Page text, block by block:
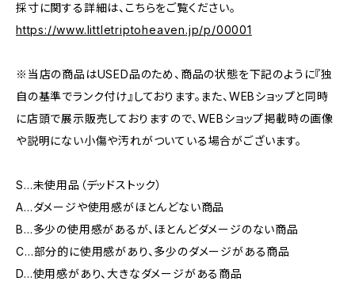
採寸に関する詳細は、こちらをご覧ください。
https://www.littletriptoheaven.jp/p/00001
※当店の商品はUSED品のため、商品の状態を下記のように『独
自の基準でランク付け』しております。また、WEBショップと同時
に店頭で展示販売しておりますので、WEBショップ掲載時の画像
や説明にない小傷や汚れがついている場合がございます。
S…未使用品（デッドストック）
A…ダメージや使用感がほとんどない商品
B…多少の使用感があるが、ほとんどダメージのない商品
C…部分的に使用感があり、多少のダメージがある商品
D…使用感があり、大きなダメージがある商品